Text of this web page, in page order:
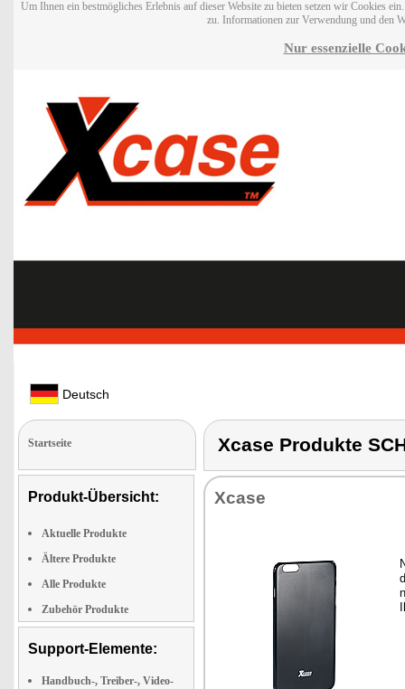
Um Ihnen ein bestmögliches Erlebnis auf dieser Website zu bieten setzen wir Cookies
zu. Informationen zur Verwendung und den
Nur essenzielle
Deutsch
Startseite
Produkt-Übersicht:
Aktuelle Produkte
Ältere Produkte
Alle Produkte
Zubehör Produkte
Support-Elemente:
Handbuch-, Treiber-, Video-
Xcase Produkte
Xca­se